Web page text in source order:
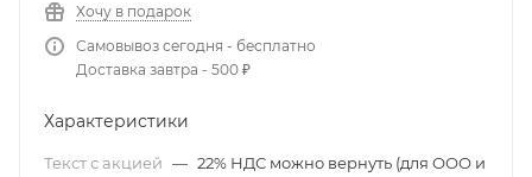
Хочу в подарок
Самовывоз сегодня - бесплатно
Доставка завтра - 500 ₽
Характеристики
Текст с акцией — 22% НДС можно вернуть (для ООО и